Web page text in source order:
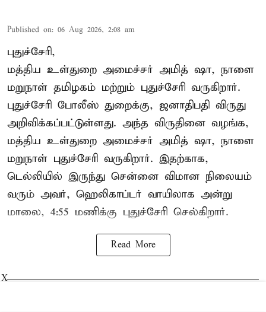
Published on: 06 Aug 2026, 2:08 am
புதுச்சேரி,
மத்திய உள்துறை அமைச்சர் அமித் ஷா, நாளை
மறுநாள் தமிழகம் மற்றும் புதுச்சேரி வருகிறார்.
புதுச்சேரி போலீஸ் துறைக்கு, ஜனாதிபதி விருது
அறிவிக்கப்பட்டுள்ளது. அந்த விருதினை வழங்க,
மத்திய உள்துறை அமைச்சர் அமித் ஷா, நாளை
மறுநாள் புதுச்சேரி வருகிறார். இதற்காக,
டெல்லியில் இருந்து சென்னை விமான நிலையம்
வரும் அவர், ஹெலிகாப்டர் வாயிலாக அன்று
மாலை, 4:55 மணிக்கு புதுச்சேரி செல்கிறார்.
Read More
X